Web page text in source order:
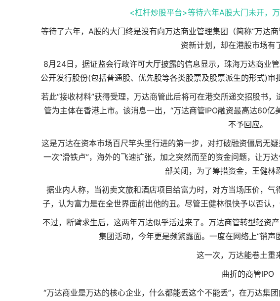
<杠杆炒股平台>等待六年A股大门未开，
等待了六年，A股的大门终是没有向万达商业管理集团（简称“万达
资新计划，却在港股市场有
8月24日，据证监会行政许可大厅披露的信息显示，珠海万达商业
公开发行股份(包括普通股、优先股等各类股票及股票派生的形式)审
若此“接收材料”获得受理，万达商管此后将可在港交所递交招股书
管为主体在香港上市。该消息一出，“万达商管IPO融资最高达60亿
不予回应。
这是万达在资本市场百尺竿头里行进的第一步，对打破融资僵局无
一次“滑铁卢”，海外的飞速扩张，加之突然而至的资金问题，让万
部关闭，为了筹措资金，王健林
据业内人称，当初卖文旅和酒店项目给富力时，对方当场压价，
子，认为富力是在全世界面前出他的丑。尽管王健林很快予以否认
不过，断臂求生后，这两年万达似乎活过来了。万达商管转型轻资
集团活动，今年更是频繁露面。一度在网络上“销声
这一次，万达能卷土重
曲折的商管IPO
“万达商业是万达的核心企业，什么都能丢这个不能丢”，在万达集